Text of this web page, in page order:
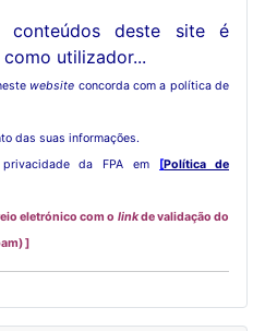
conteúdos deste site é
utilizador...
website concorda com a política de
das suas informações.
da FPA em
[Política de
eletrónico com o linkde validação do
]